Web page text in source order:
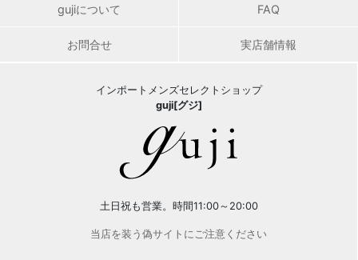
gujiについて FAQ
お問合せ 実店舗情報
インポートメンズセレクトショップ
guji[グジ]
土日祝も営業。時間11:00～20:00
当店を装う偽サイトにご注意ください